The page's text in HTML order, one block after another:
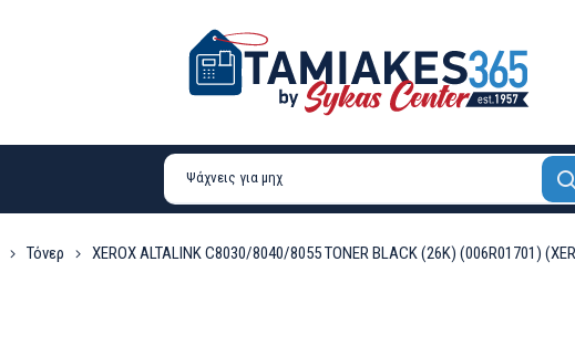
Τόνερ XEROX ALTALINK C8030/8040/8055 TONER BLACK (26K) (006R01701)